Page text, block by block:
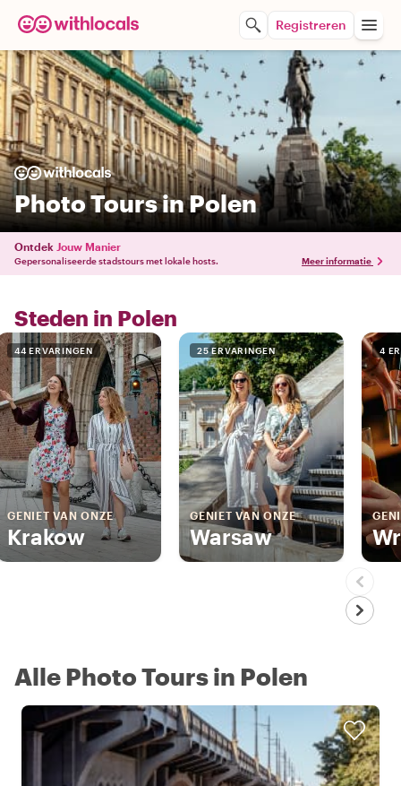
Registreren
Photo Tours in Polen
Ontdek Jouw Manier
Gepersonaliseerde stadstours met lokale hosts. Meer informatie
Steden in Polen
44 ERVARINGEN
GENIET VAN ONZE
Krakow
25 ERVARINGEN
GENIET VAN ONZE
Warsaw
4
Alle Photo Tours in Polen